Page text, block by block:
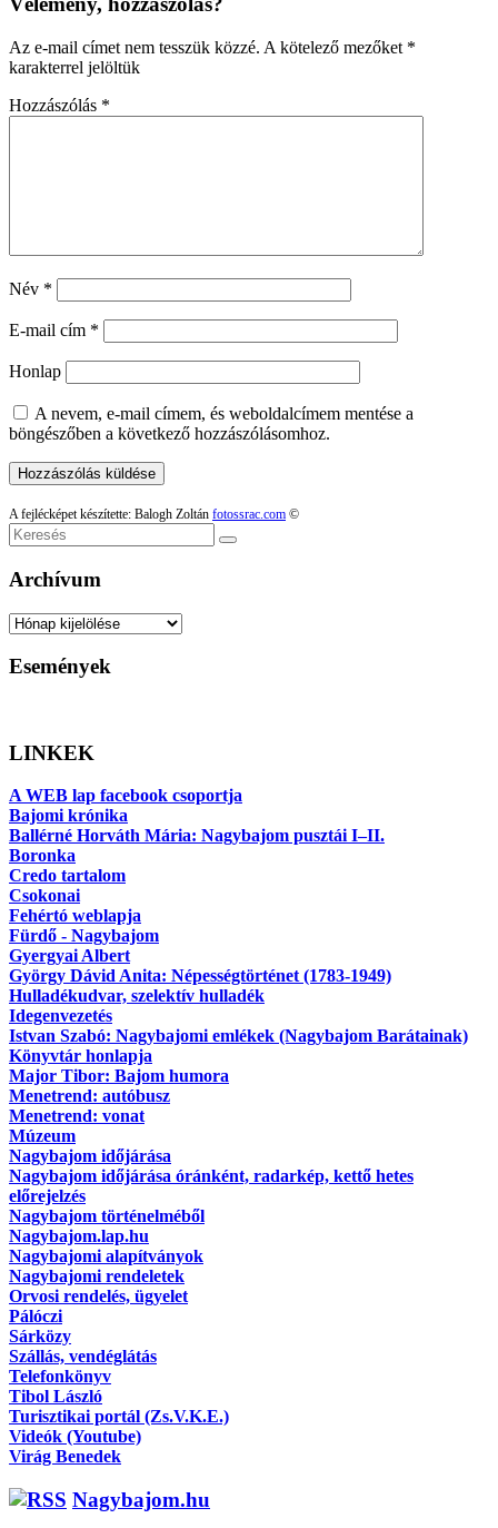
Az e-mail címet nem tesszük közzé. A kötelező mezőket *
karakterrel jelöltük
Hozzászólás *
Név *
E-mail cím *
Honlap
A nevem, e-mail címem, és weboldalcímem mentése a
böngészőben a következő hozzászólásomhoz.
A fejlécképet készítette: Balogh Zoltán fotossrac.com ©
Keresés
Archívum
Archívum
Események
LINKEK
A WEB lap facebook csoportja
Bajomi krónika
Ballérné Horváth Mária: Nagybajom pusztái I–II.
Boronka
Credo tartalom
Csokonai
Fehértó weblapja
Fürdő - Nagybajom
Gyergyai Albert
György Dávid Anita: Népességtörténet (1783-1949)
Hulladékudvar, szelektív hulladék
Idegenvezetés
Istvan Szabó: Nagybajomi emlékek (Nagybajom Barátainak)
Könyvtár honlapja
Major Tibor: Bajom humora
Menetrend: autóbusz
Menetrend: vonat
Múzeum
Nagybajom időjárása
Nagybajom időjárása óránként, radarkép, kettő hetes
előrejelzés
Nagybajom történelméből
Nagybajom.lap.hu
Nagybajomi alapítványok
Nagybajomi rendeletek
Orvosi rendelés, ügyelet
Pálóczi
Sárközy
Szállás, vendéglátás
Telefonkönyv
Tibol László
Turisztikai portál (Zs.V.K.E.)
Videók (Youtube)
Virág Benedek
Nagybajom.hu